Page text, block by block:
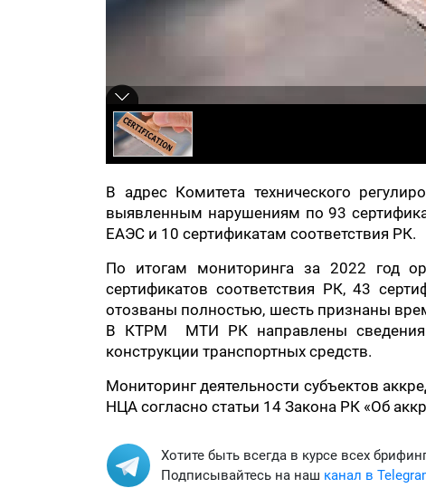
В адрес Комитета технического
выявленным нарушениям по 93
ЕАЭС и 10 сертификатам соответствия РК.
По итогам мониторинга за 2022 год
сертификатов соответствия РК, 43
отозваны полностью, шесть признаны
В КТРМ МТИ РК направлены сведения
конструкции транспортных средств.
Мониторинг деятельности субъектов
НЦА согласно статьи 14 Закона РК «Об
Хотите быть всегда в курсе всех
Подписывайтесь на наш канал в